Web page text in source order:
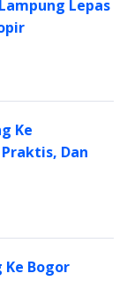
Lepas
Ke
Dan
Ke Bogor